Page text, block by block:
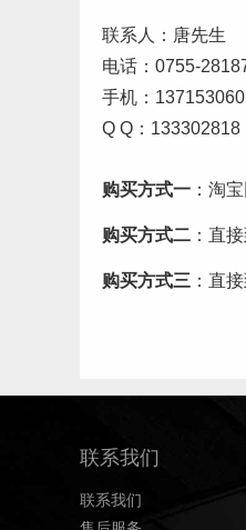
联系人：唐先生
电话：0755-
手机：
Q Q：133302818
购买方式一 ：淘
购买方式二 ：直
购买方式三 ：直
联系我们
联系我们